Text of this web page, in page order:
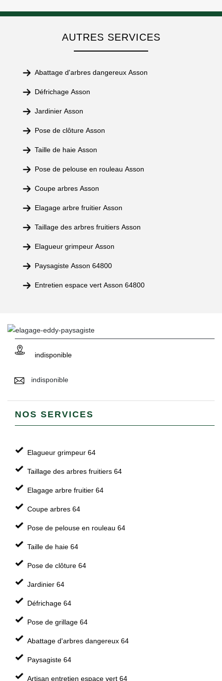
AUTRES SERVICES
Abattage d'arbres dangereux Asson
Défrichage Asson
Jardinier Asson
Pose de clôture Asson
Taille de haie Asson
Pose de pelouse en rouleau Asson
Coupe arbres Asson
Elagage arbre fruitier Asson
Taillage des arbres fruitiers Asson
Elagueur grimpeur Asson
Paysagiste Asson 64800
Entretien espace vert Asson 64800
indisponible
indisponible
NOS SERVICES
Elagueur grimpeur 64
Taillage des arbres fruitiers 64
Elagage arbre fruitier 64
Coupe arbres 64
Pose de pelouse en rouleau 64
Taille de haie 64
Pose de clôture 64
Jardinier 64
Défrichage 64
Pose de grillage 64
Abattage d'arbres dangereux 64
Paysagiste 64
Artisan entretien espace vert 64